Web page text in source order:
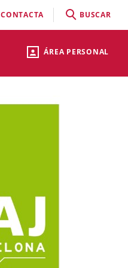
ÁREA PERSONAL
CONTACTA BUSCAR